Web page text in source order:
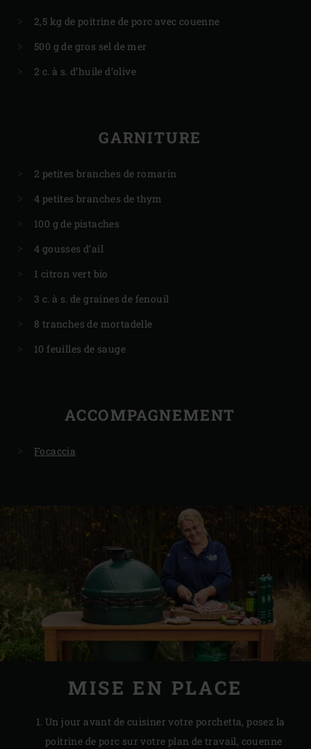
2,5 kg de poitrine de porc avec couenne
500 g de gros sel de mer
2 c. à s. d’huile d’olive
GARNITURE
2 petites branches de romarin
4 petites branches de thym
100 g de pistaches
4 gousses d’ail
1 citron vert bio
3 c. à s. de graines de fenouil
8 tranches de mortadelle
10 feuilles de sauge
ACCOMPAGNEMENT
Focaccia
MISE EN PLACE
Un jour avant de cuisiner votre porchetta, posez la
poitrine de porc sur votre plan de travail, couenne